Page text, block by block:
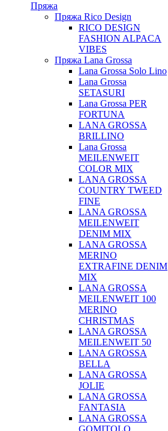
Пряжа
Пряжа Rico Design
RICO DESIGN
FASHION ALPACA
VIBES
Пряжа Lana Grossa
Lana Grossa Solo Lino
Lana Grossa
SETASURI
Lana Grossa PER
FORTUNA
LANA GROSSA
BRILLINO
Lana Grossa
MEILENWEIT
COLOR MIX
LANA GROSSA
COUNTRY TWEED
FINE
LANA GROSSA
MEILENWEIT
DENIM MIX
LANA GROSSA
MERINO
EXTRAFINE DENIM
MIX
LANA GROSSA
MEILENWEIT 100
MERINO
CHRISTMAS
LANA GROSSA
MEILENWEIT 50
LANA GROSSA
BELLA
LANA GROSSA
JOLIE
LANA GROSSA
FANTASIA
LANA GROSSA
GOMITOLO